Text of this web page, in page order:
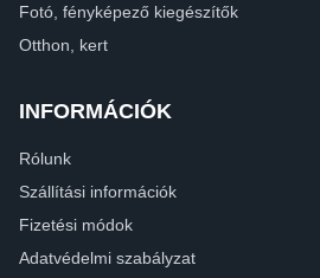
Fotó, fényképező kiegészítők
Otthon, kert
INFORMÁCIÓK
Rólunk
Szállítási információk
Fizetési módok
Adatvédelmi szabályzat